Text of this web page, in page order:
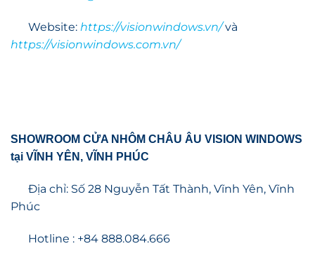
Website: https://visionwindows.vn/ và
https://visionwindows.com.vn/
SHOWROOM CỬA NHÔM CHÂU ÂU VISION WINDOWS
tại VĨNH YÊN, VĨNH PHÚC
Địa chỉ: Số 28 Nguyễn Tất Thành, Vĩnh Yên, Vĩnh
Phúc
Hotline : +84 888.084.666